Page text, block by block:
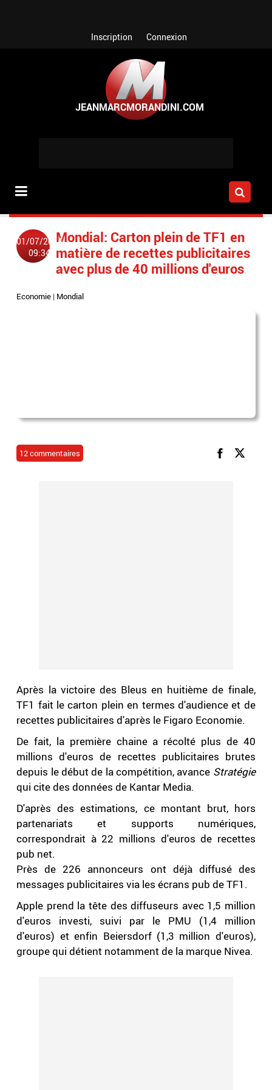
Inscription Connexion
01/07/2014
09:34
Mondial: Carton plein de TF1 en
matière de recettes publicitaires
avec plus de 40 millions d'euros
Economie | Mondial
12 commentaires
Après la victoire des Bleus en huitième de finale,
TF1 fait le carton plein en termes d'audience et de
recettes publicitaires d'après le Figaro Economie.
De fait, la première chaine a récolté plus de 40
millions d'euros de recettes publicitaires brutes
depuis le début de la compétition, avance Stratégie
qui cite des données de Kantar Media.
D'après des estimations, ce montant brut, hors
partenariats et supports numériques,
correspondrait à 22 millions d'euros de recettes
pub net.
Près de 226 annonceurs ont déjà diffusé des
messages publicitaires via les écrans pub de TF1.
Apple prend la tête des diffuseurs avec 1,5 million
d'euros investi, suivi par le PMU (1,4 million
d'euros) et enfin Beiersdorf (1,3 million d'euros),
groupe qui détient notamment de la marque Nivea.